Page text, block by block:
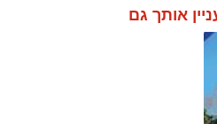
אותך גם